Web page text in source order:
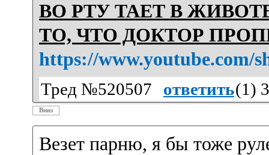
ВО РТУ ТАЕТ В
ТО, ЧТО ДОКТОР
https://www.youtube.com/
Тред №520507 ответить(1 )
Вниз
Везет парню, я бы тоже